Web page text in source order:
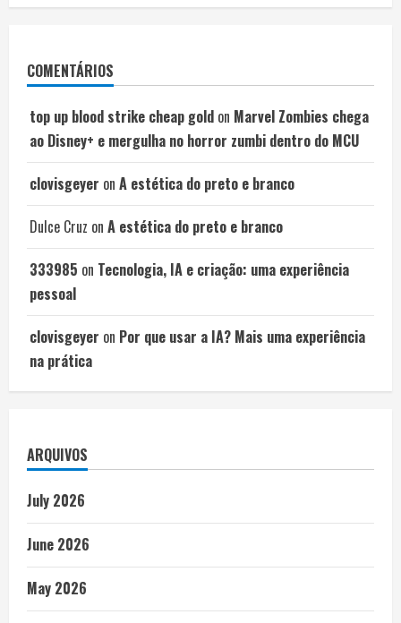
COMENTÁRIOS
top up blood strike cheap gold on Marvel Zombies chega
ao Disney+ e mergulha no horror zumbi dentro do MCU
clovisgeyer on A estética do preto e branco
Dulce Cruz on A estética do preto e branco
333985 on Tecnologia, IA e criação: uma experiência
pessoal
clovisgeyer on Por que usar a IA? Mais uma experiência
na prática
ARQUIVOS
July 2026
June 2026
May 2026